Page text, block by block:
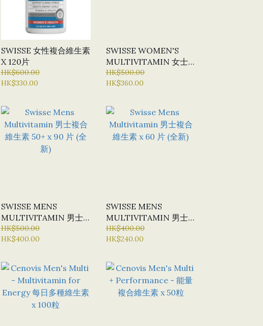
SWISSE 女性複合維生素
X 120片
HK$600.00
HK$330.00
SWISSE WOMEN'S
MULTIVITAMIN 女士
複合維生素 X 120片 (全
新) (特選貨品：半價優
HK$500.00
HK$360.00
SWISSE MENS
MULTIVITAMIN 男士
複合維生素 50+ X 90 片
(全新)
HK$500.00
HK$400.00
SWISSE MENS
MULTIVITAMIN 男士
複合維生素 X 60 片 (全
新)
HK$400.00
HK$240.00